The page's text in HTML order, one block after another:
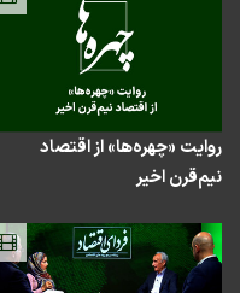
روایت «چهره‌ها» از اقتصاد
نیم‌قرن اخیر